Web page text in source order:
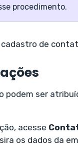
procedimento.
cadastro de
podem ser
acesse
os dados da